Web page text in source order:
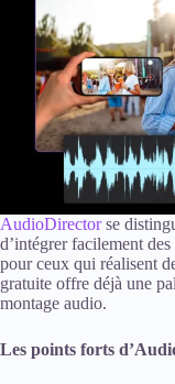
AudioDirectorse
d’intégrer facilement
pour ceux qui réalisent
gratuite offre déjà une
montage audio.
Les points forts